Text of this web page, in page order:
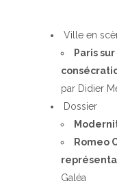
Ville en
Paris
par Didier
Dossier
Romeo
Galéa